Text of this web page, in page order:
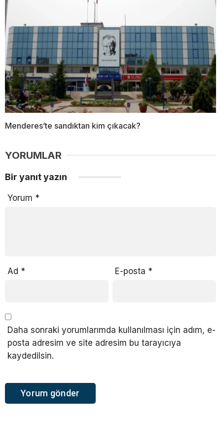
Menderes’te sandıktan kim çıkacak?
YORUMLAR
Bir yanıt yazın
Yorum *
Ad * E-posta *
Daha sonraki yorumlarımda kullanılması için adım, e-
posta adresim ve site adresim bu tarayıcıya
kaydedilsin.